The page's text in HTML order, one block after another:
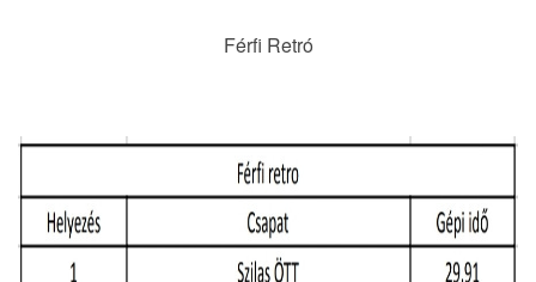
Férfi Retró